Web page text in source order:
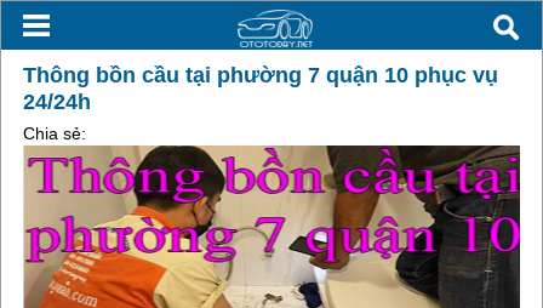
Thông bồn cầu tại phường 7 quận 10 phục vụ
24/24h
Chia sẻ: